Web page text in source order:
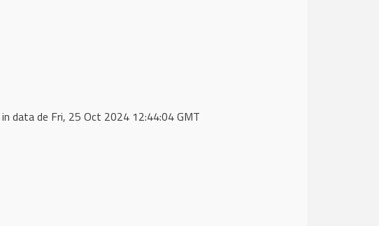
in data de Fri, 25 Oct 2024 12:44:04 GMT